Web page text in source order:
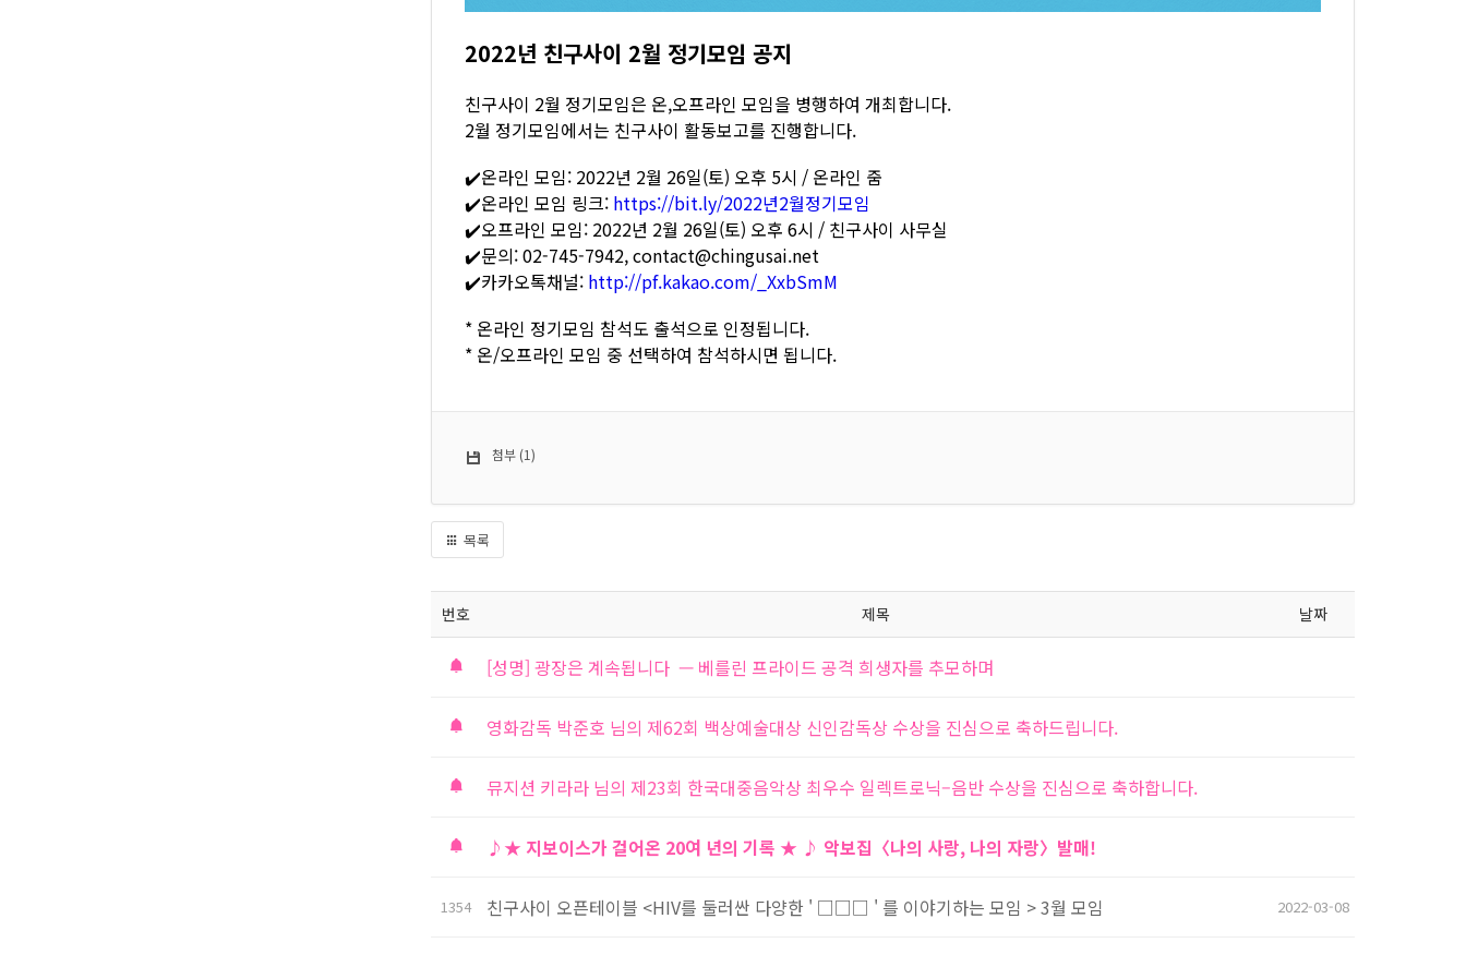
2022년 친구사이 2월 정기모임 공지
친구사이 2월 정기모임은 온,오프라인 모임을 병행하여 개최합니다.
2월 정기모임에서는 친구사이 활동보고를 진행합니다.
✔️온라인 모임: 2022년 2월 26일(토) 오후 5시 / 온라인 줌
✔️온라인 모임 링크: https://bit.ly/2022년2월정기모임
✔️오프라인 모임: 2022년 2월 26일(토) 오후 6시 / 친구사이 사무실
✔️문의: 02-745-7942, contact@chingusai.net
✔️카카오톡채널: http://pf.kakao.com/_XxbSmM
* 온라인 정기모임 참석도 출석으로 인정됩니다.
* 온/오프라인 모임 중 선택하여 참석하시면 됩니다.
첨부 (1)
목록
번호 제목 날짜
[성명] 광장은 계속됩니다 — 베를린 프라이드 공격 희생자를 추모하며
영화감독 박준호 님의 제62회 백상예술대상 신인감독상 수상을 진심으로 축하드립니다.
뮤지션 키라라 님의 제23회 한국대중음악상 최우수 일렉트로닉–음반 수상을 진심으로 축하합니다.
♪★ 지보이스가 걸어온 20여 년의 기록 ★ ♪ 악보집〈나의 사랑, 나의 자랑〉발매!
1354 친구사이 오픈테이블 <HIV를 둘러싼 다양한 ' □□□ ' 를 이야기하는 모임 > 3월 모임 2022-03-08